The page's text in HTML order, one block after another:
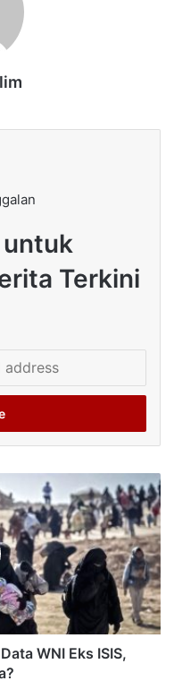
Terkini
WNI Eks ISIS,